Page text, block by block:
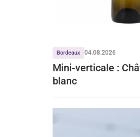
Bordeaux 04.08.2026
Mini-verticale :
blanc